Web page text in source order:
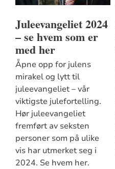
Juleevangeliet 2024
– se hvem som er
med her
Åpne opp for julens
mirakel og lytt til
juleevangeliet – vår
viktigste julefortelling.
Hør juleevangeliet
fremført av seksten
personer som på ulike
vis har utmerket seg i
2024. Se hvem her.